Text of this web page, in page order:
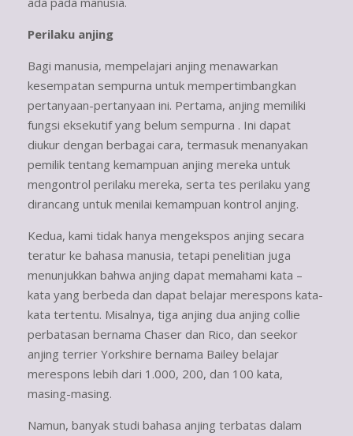
Perilaku anjing
Bagi manusia, mempelajari anjing menawarkan
kesempatan sempurna untuk mempertimbangkan
pertanyaan-pertanyaan ini. Pertama, anjing memiliki
fungsi eksekutif yang belum sempurna . Ini dapat
diukur dengan berbagai cara, termasuk menanyakan
pemilik tentang kemampuan anjing mereka untuk
mengontrol perilaku mereka, serta tes perilaku yang
dirancang untuk menilai kemampuan kontrol anjing.
Kedua, kami tidak hanya mengekspos anjing secara
teratur ke bahasa manusia, tetapi penelitian juga
menunjukkan bahwa anjing dapat memahami kata –
kata yang berbeda dan dapat belajar merespons kata-
kata tertentu. Misalnya, tiga anjing dua anjing collie
perbatasan bernama Chaser dan Rico, dan seekor
anjing terrier Yorkshire bernama Bailey belajar
merespons lebih dari 1.000, 200, dan 100 kata,
masing-masing.
Namun, banyak studi bahasa anjing terbatas dalam